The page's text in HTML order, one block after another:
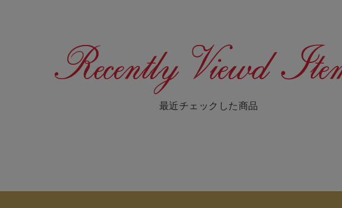
最近チェックした商品